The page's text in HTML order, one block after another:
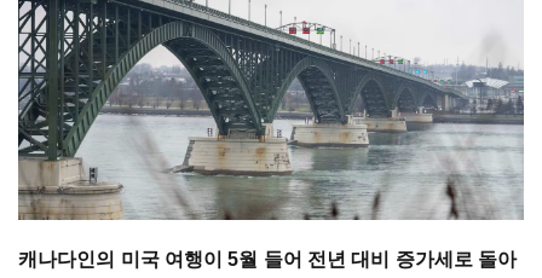
캐나다인의 미국 여행이 5월 들어 전년 대비 증가세로 돌아